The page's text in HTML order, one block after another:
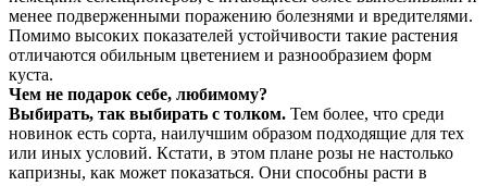
менее подверженными поражению болезнями и вредителями.
Помимо высоких показателей устойчивости такие растения
отличаются обильным цветением и разнообразием форм
куста.
Чем не подарок себе, любимому?
Выбирать, так выбирать с толком. Тем более, что среди
новинок есть сорта, наилучшим образом подходящие для тех
или иных условий. Кстати, в этом плане розы не настолько
капризны, как может показаться. Они способны расти в